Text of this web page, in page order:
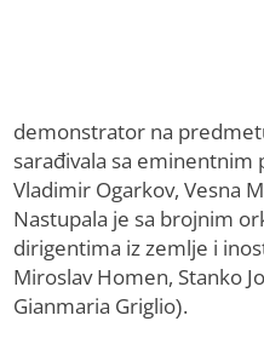
demonstrator na
sarađivala sa eminentnim
Vladimir Ogarkov, Vesna
Nastupala je sa brojnim
dirigentima iz zemlje i
Miroslav Homen, Stanko
Gianmaria Griglio).